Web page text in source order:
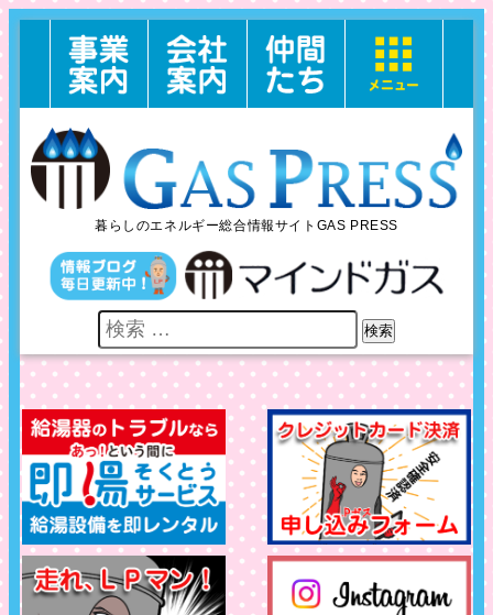
暮らしのエネルギー総合情報サイトGAS PRESS
検索